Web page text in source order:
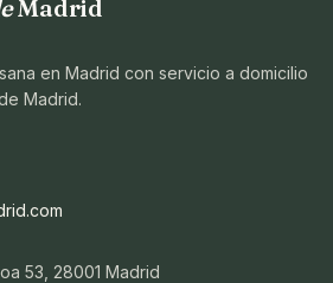
Madrid
en Madrid con servicio a domicilio
Madrid.
53, 28001 Madrid